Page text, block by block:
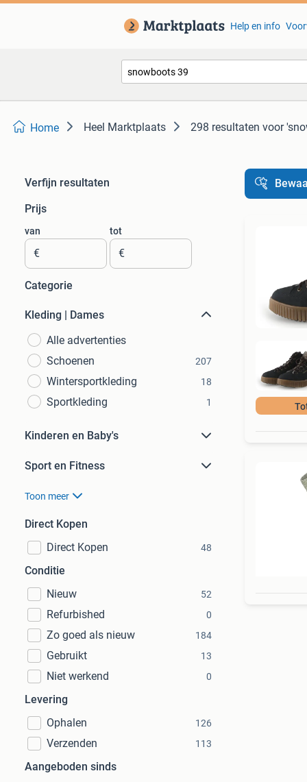
Help en info
Home Heel Marktplaats 298 resultaten voor
Verfijn resultaten
Prijs
van
€
tot
€
Categorie
Kleding | Dames
Alle advertenties
Schoenen
207
Wintersportkleding 18
Sportkleding 1
Kinderen en Baby's
Sport en Fitness
Toon meer
Direct Kopen
Direct Kopen
48
Conditie
Nieuw
52
Refurbished 0
Zo goed als nieuw 184
Gebruikt 13
Niet werkend 0
Levering
Ophalen
126
Verzenden 113
Aangeboden sinds